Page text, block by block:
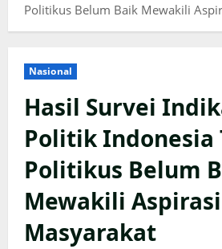
Politikus Belum Baik Mewakili
Nasional
Hasil Survei
Politik Indonesia
Politikus Belum
Mewakili Aspirasi
Masyarakat